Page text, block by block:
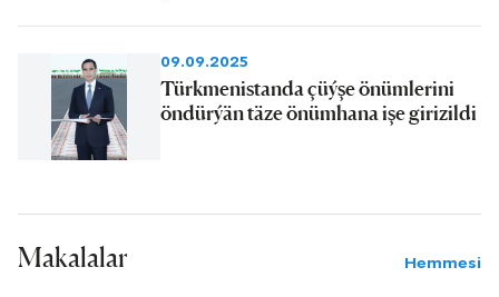
09.09.2025
Türkmenistanda çüýşe önümlerini
öndürýän täze önümhana işe girizildi
Makalalar Hemmesi